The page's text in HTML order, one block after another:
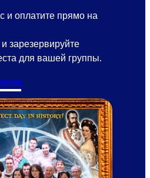
и оплатите прямо на
зарезервируйте
для вашей группы.